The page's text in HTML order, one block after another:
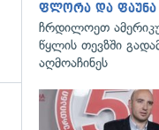
ფლორა და ფაუნა
ჩრდილოეთ
წყლის თევზში
აღმოაჩინეს